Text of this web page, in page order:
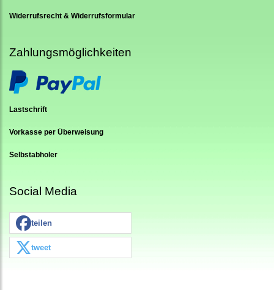
Widerrufsrecht & Widerrufsformular
Zahlungsmöglichkeiten
Lastschrift
Vorkasse per Überweisung
Selbstabholer
Social Media
teilen
tweet